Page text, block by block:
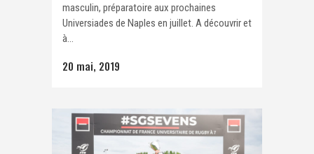
masculin, préparatoire aux prochaines
Universiades de Naples en juillet. A découvrir et
à...
20 mai, 2019